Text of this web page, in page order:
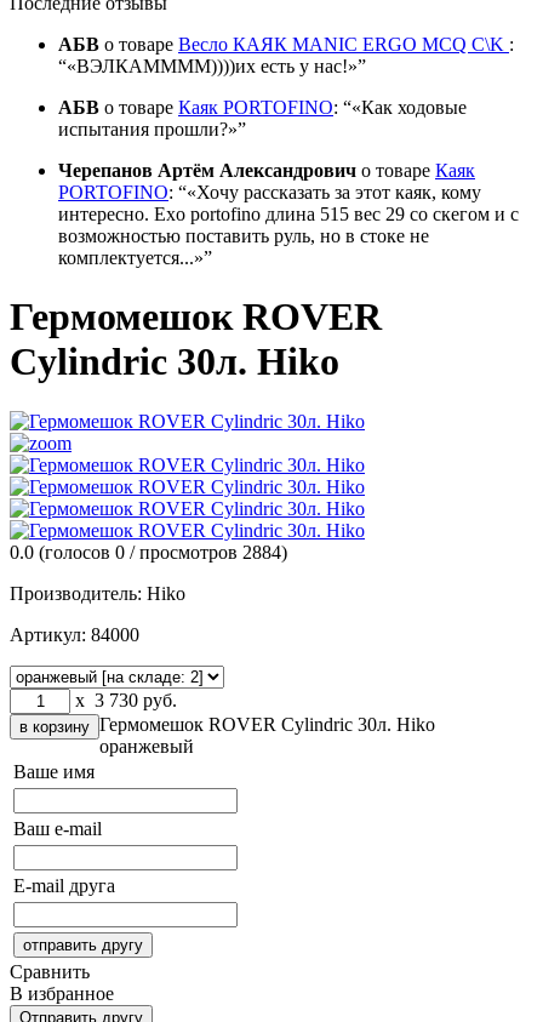
АБВ о товаре Весло КАЯК MANIC ERGO MCQ C\K :
«ВЭЛКАММММ))))их есть у нас!»
АБВ о товаре Каяк PORTOFINO:
«Как ходовые
испытания прошли?»
Черепанов Артём Александрович о товаре Каяк
PORTOFINO:
«Хочу рассказать за этот каяк, кому
интересно. Exo portofino длина 515 вес 29 со скегом и с
возможностью поставить руль, но в стоке не
комплектуется...»
Гермомешок ROVER
Cylindric 30л. Hiko
0.0 (голосов 0 / просмотров 2884)
Производитель: Hiko
Артикул: 84000
x 3 730 руб.
Гермомешок ROVER Cylindric 30л. Hiko
оранжевый
Ваше имя
Ваш e-mail
E-mail друга
Сравнить
В избранное